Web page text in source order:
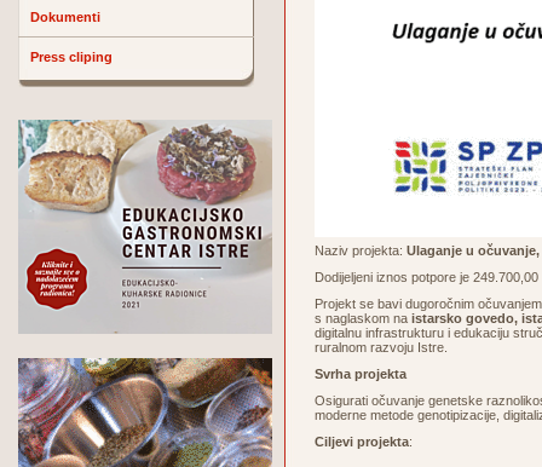
Dokumenti
Press cliping
Naziv projekta: Ulaganje u
Dodijeljeni iznos potpore je 249.700,00
Projekt se bavi dugoročnim
s naglaskom na istarsko govedo,
digitalnu infrastrukturu i edukaciju
ruralnom razvoju Istre.
Svrha projekta
Osigurati očuvanje genetske
moderne metode genotipizacije,
Ciljevi projekta: